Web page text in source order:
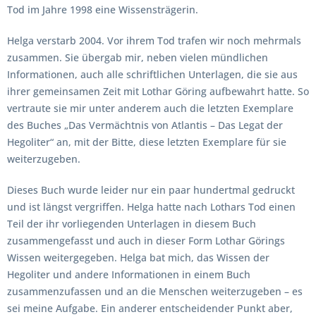
Tod im Jahre 1998 eine Wissensträgerin.
Helga verstarb 2004. Vor ihrem Tod trafen wir noch mehrmals
zusammen. Sie übergab mir, neben vielen mündlichen
Informationen, auch alle schriftlichen Unterlagen, die sie aus
ihrer gemeinsamen Zeit mit Lothar Göring aufbewahrt hatte. So
vertraute sie mir unter anderem auch die letzten Exemplare
des Buches „Das Vermächtnis von Atlantis – Das Legat der
Hegoliter“ an, mit der Bitte, diese letzten Exemplare für sie
weiterzugeben.
Dieses Buch wurde leider nur ein paar hundertmal gedruckt
und ist längst vergriffen. Helga hatte nach Lothars Tod einen
Teil der ihr vorliegenden Unterlagen in diesem Buch
zusammengefasst und auch in dieser Form Lothar Görings
Wissen weitergegeben. Helga bat mich, das Wissen der
Hegoliter und andere Informationen in einem Buch
zusammenzufassen und an die Menschen weiterzugeben – es
sei meine Aufgabe. Ein anderer entscheidender Punkt aber,